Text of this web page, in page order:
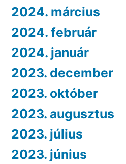
2024. március
2024. február
2024. január
2023. december
2023. október
2023. augusztus
2023. július
2023. június